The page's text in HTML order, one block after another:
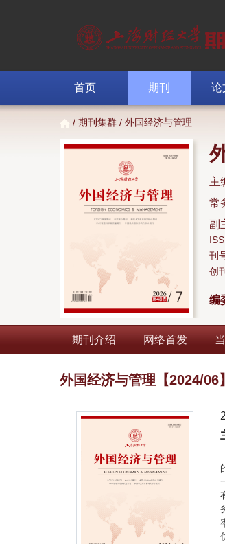
首页 期刊 论
/ 期刊集群 / 外国经济与管理
主
常
副
刊
创
编
期刊介绍 网络首发
外国经济与管理 【2024/06】